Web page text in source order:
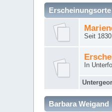
Seit
In
Barbara Weigand